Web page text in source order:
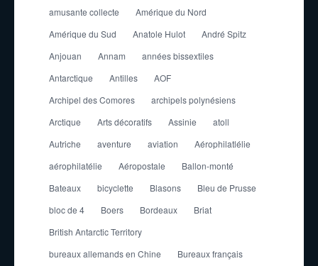
amusante collecte
Amérique du Nord
Amérique du Sud
Anatole Hulot
André Spitz
Anjouan
Annam
années bissextiles
Antarctique
Antilles
AOF
Archipel des Comores
archipels polynésiens
Arctique
Arts décoratifs Assinie
atoll
Autriche
aventure aviation
Aérophilatlélie
aérophilatélie
Aéropostale
Ballon-monté
Bateaux
bicyclette Blasons
Bleu de Prusse
bloc de 4
Boers Bordeaux
Briat
British Antarctic Territory
bureaux allemands en Chine
Bureaux français